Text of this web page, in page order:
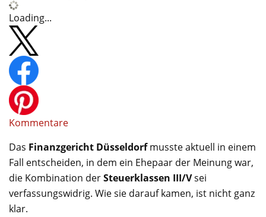
Loading...
Kommentare
Das Finanzgericht Düsseldorfmusste aktuell in einem
Fall entscheiden, in dem ein Ehepaar der Meinung war,
die Kombination derSteuerklassen III/Vsei
verfassungswidrig. Wie sie darauf kamen, ist nicht ganz
klar.